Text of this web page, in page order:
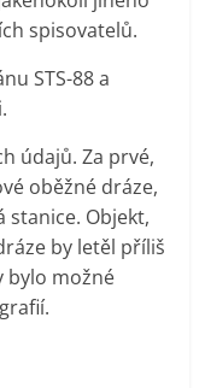
spisovatelů.
STS-88 a
údajů. Za prvé,
oběžné dráze,
stanice. Objekt,
by letěl příliš
bylo možné